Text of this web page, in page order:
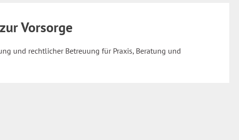
Vorsorge
und rechtlicher Betreuung für Praxis, Beratung und